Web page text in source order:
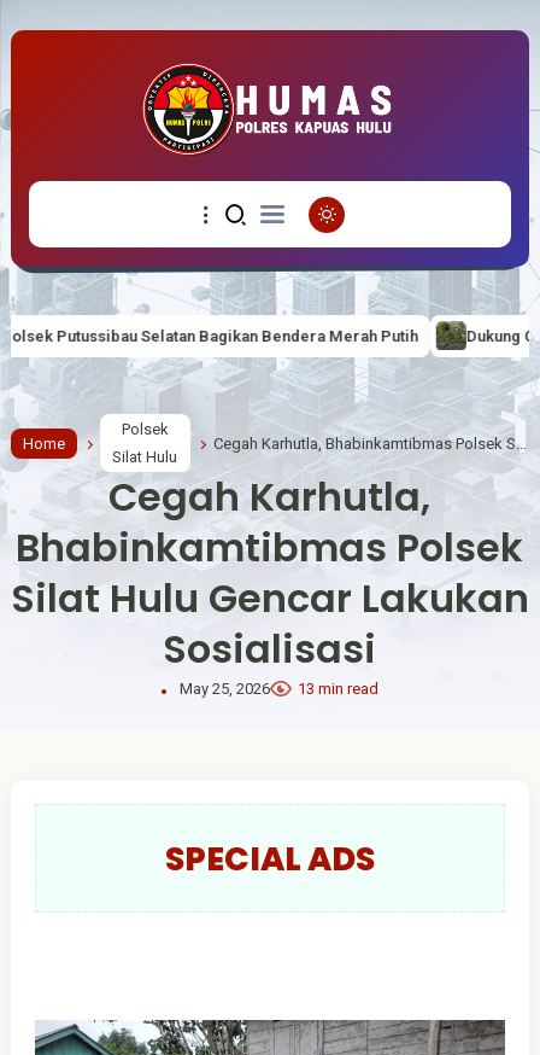
Bagikan Bendera Merah Putih Dukung Gerakan ASRI Polsek
Home
Polsek
Silat Hulu
Cegah Karhutla, Bhabinkamtibmas Polsek Silat Hulu Gencar Lakukan Sosialisasi
Cegah Karhutla,
Bhabinkamtibmas Polsek
Silat Hulu Gencar Lakukan
Sosialisasi
May 25, 2026 13 min read
SPECIAL ADS